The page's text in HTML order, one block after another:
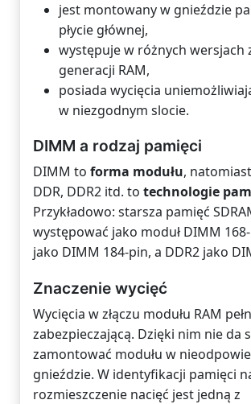
jest montowany w gnieździe
płycie głównej,
występuje w różnych wersjach
generacji RAM,
posiada wycięcia
w niezgodnym slocie.
DIMM a rodzaj pamięci
DIMM to forma modułu,
DDR, DDR2 itd. to technologie
Przykładowo: starsza pamięć
występować jako moduł DIMM
jako DIMM 184-pin, a DDR2 jako
Znaczenie wycięć
Wycięcia w złączu modułu RAM
zabezpieczającą. Dzięki nim nie da
zamontować modułu w
gnieździe. W identyfikacji pamięci
rozmieszczenie nacięć jest jedną z